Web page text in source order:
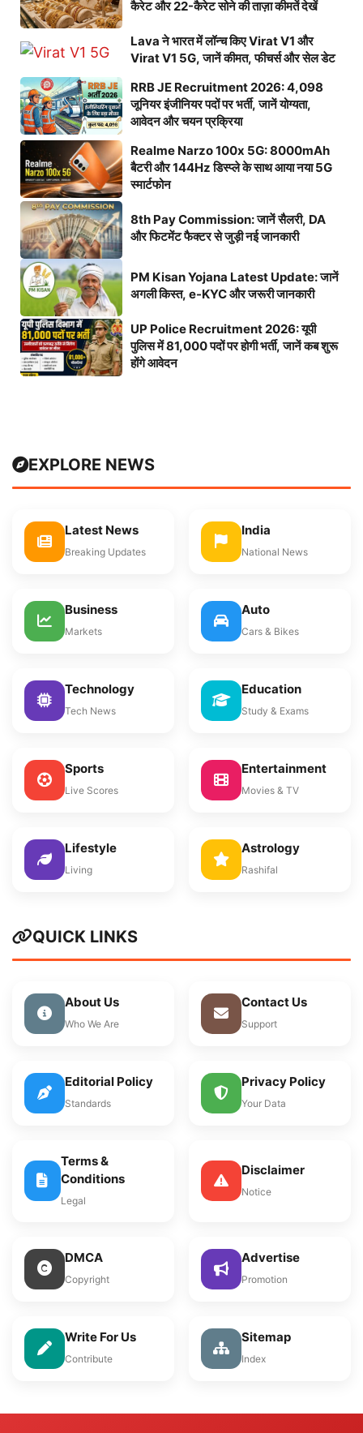
कैरेट और 22-कैरेट सोने की ताज़ा कीमतें देखें
Lava ने भारत में लॉन्च किए Virat V1 और
Virat V1 5G, जानें कीमत, फीचर्स और सेल डेट
RRB JE Recruitment 2026: 4,098
जूनियर इंजीनियर पदों पर भर्ती, जानें योग्यता,
आवेदन और चयन प्रक्रिया
Realme Narzo 100x 5G: 8000mAh
बैटरी और 144Hz डिस्प्ले के साथ आया नया 5G
स्मार्टफोन
8th Pay Commission: जानें सैलरी, DA
और फिटमेंट फैक्टर से जुड़ी नई जानकारी
PM Kisan Yojana Latest Update: जानें
अगली किस्त, e-KYC और जरूरी जानकारी
UP Police Recruitment 2026: यूपी
पुलिस में 81,000 पदों पर होगी भर्ती, जानें कब शुरू
होंगे आवेदन
EXPLORE NEWS
Latest News
Breaking Updates
India
National News
Business
Markets
Auto
Cars & Bikes
Technology
Tech News
Education
Study & Exams
Sports
Live Scores
Entertainment
Movies & TV
Lifestyle
Living
Astrology
Rashifal
QUICK LINKS
About Us
Who We Are
Contact Us
Support
Editorial Policy
Standards
Privacy Policy
Your Data
Terms &
Conditions
Legal
Disclaimer
Notice
DMCA
Copyright
Advertise
Promotion
Write For Us
Contribute
Sitemap
Index